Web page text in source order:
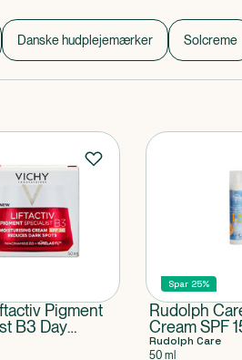
Danske hudplejemærker Solcreme
Pigment
B3 Day
Spar 25%
Rudolph
Cream SPF
Rudolph Care
50 ml